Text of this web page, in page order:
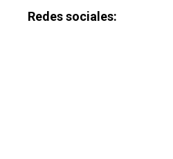
Redes sociales: